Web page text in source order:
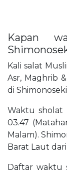
Kapan
Kali salat
Asr, Maghrib
di
Waktu sholat
03.47
Malam).
Barat Laut
Daftar waktu